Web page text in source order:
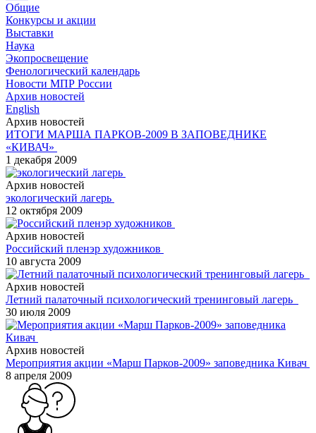
Общие
Конкурсы и акции
Выставки
Наука
Экопросвещение
Фенологический календарь
Новости МПР России
Архив новостей
English
Архив новостей
ИТОГИ МАРША ПАРКОВ-2009 В ЗАПОВЕДНИКЕ
«КИВАЧ»
1 декабря 2009
Архив новостей
экологический лагерь
12 октября 2009
Архив новостей
Российский пленэр художников
10 августа 2009
Архив новостей
Летний палаточный психологический тренинговый лагерь
30 июля 2009
Архив новостей
Мероприятия акции «Марш Парков-2009» заповедника Кивач
8 апреля 2009